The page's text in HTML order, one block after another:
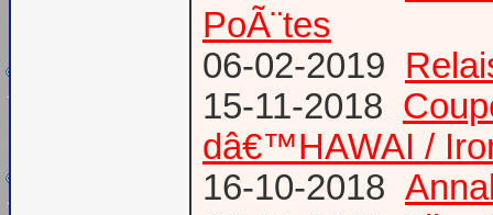
PoÃ¨tes
06-02-2019
15-11-2018
dâ€™HAWAI /
16-10-2018